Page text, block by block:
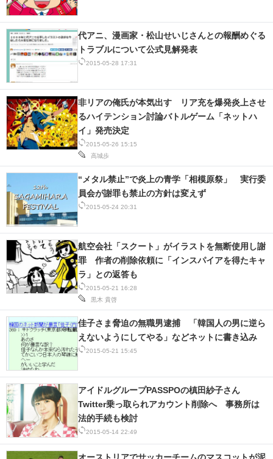
2015-05-28 17:31
代アニ、漫画家・松山せいじさんとの報酬めぐる
トラブルについて公式見解発表
2015-05-26 15:15
高城歩
非リアの俺氏が本気出す リア充を爆発炎上させ
るハイテンション討論バトルゲーム「ネットハ
イ」発売決定
2015-05-24 20:31
“メタル禁止”で炎上の青学「相模原祭」 実行委
員会が謝罪も禁止の方針は変えず
2015-05-21 16:28
黒木 貴啓
航空会社「スクート」がイラストを無断使用し謝
罪 作者の削除依頼に「インスパイアを得たキャ
ラ」との返答も
2015-05-21 15:45
佳子さま脅迫の無職男逮捕 「韓国人の男に逆ら
えないようにしてやる」などネットに書き込み
2015-05-14 22:49
アイドルグループPASSPOの槙田紗子さん
Twitter乗っ取られアカウント削除へ 事務所は
法的手続も検討